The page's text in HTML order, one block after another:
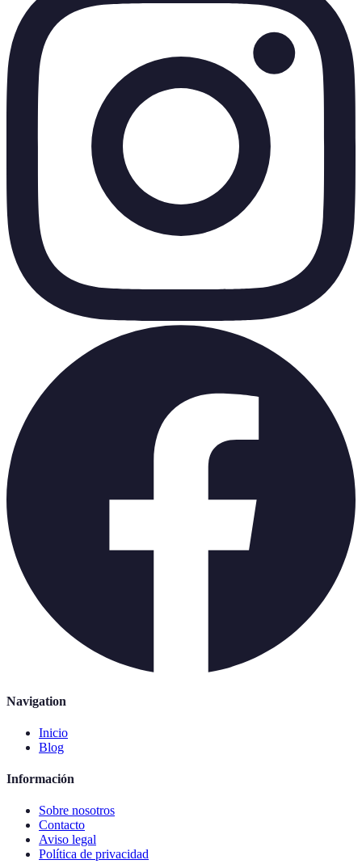
Navigation
Inicio
Blog
Información
Sobre nosotros
Contacto
Aviso legal
Política de privacidad